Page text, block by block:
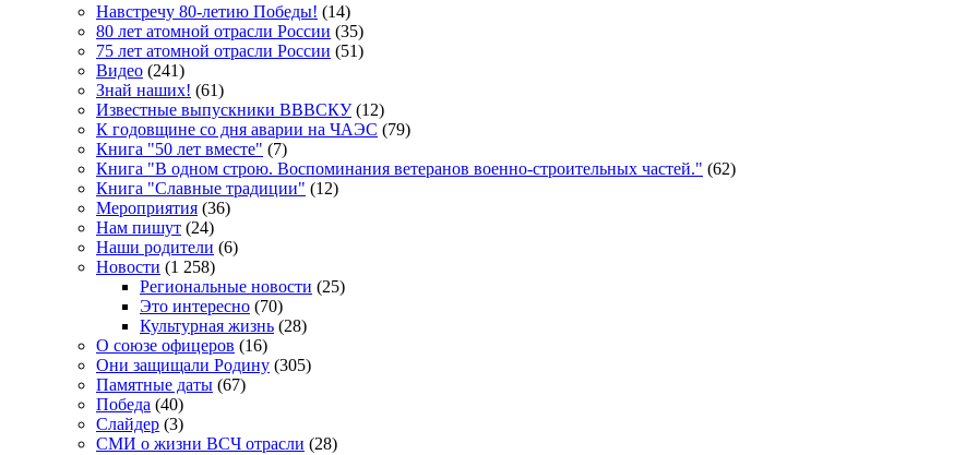
Навстречу 80-летию Победы! (14)
80 лет атомной отрасли России (35)
75 лет атомной отрасли России (51)
Видео (241)
Знай наших! (61)
Известные выпускники ВВВСКУ(12)
К годовщине со дня аварии на ЧАЭС (79)
Книга "50 лет вместе" (7)
Книга "В одном строю. Воспоминания ветеранов военно-строительных частей." (62)
Книга "Славные традиции" (12)
Мероприятия (36)
Нам пишут (24)
Наши родители (6)
Новости (1 258)
Региональные новости (25)
Это интересно (70)
Культурная жизнь (28)
О союзе офицеров (16)
Они защищали Родину (305)
Памятные даты (67)
Победа (40)
Слайдер (3)
СМИ о жизни ВСЧ отрасли (28)